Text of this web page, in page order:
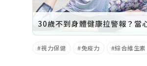
視力保健 免疫力 綜合維生素